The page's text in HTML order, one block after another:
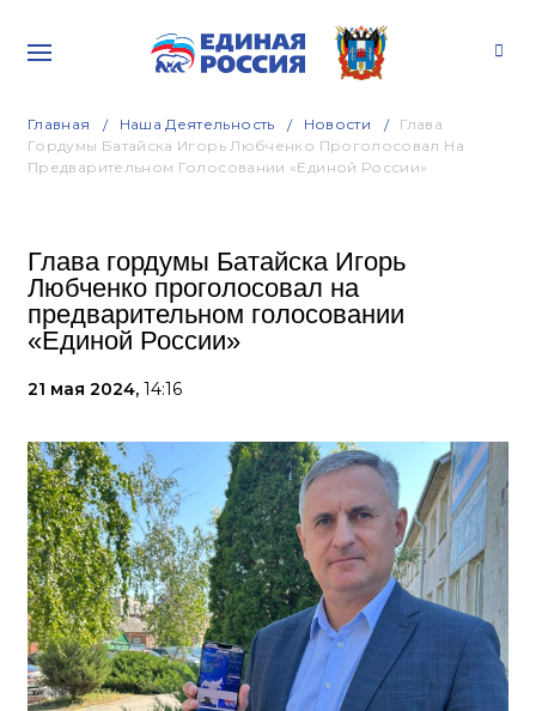
Главная Наша Деятельность Новости
Глава
Гордумы Батайска Игорь Любченко Проголосовал На
Предварительном Голосовании «Единой России»
Глава гордумы Батайска Игорь
Любченко проголосовал на
предварительном голосовании
«Единой России»
21 мая 2024, 14:16